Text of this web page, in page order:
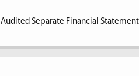
Audited Separate Financial